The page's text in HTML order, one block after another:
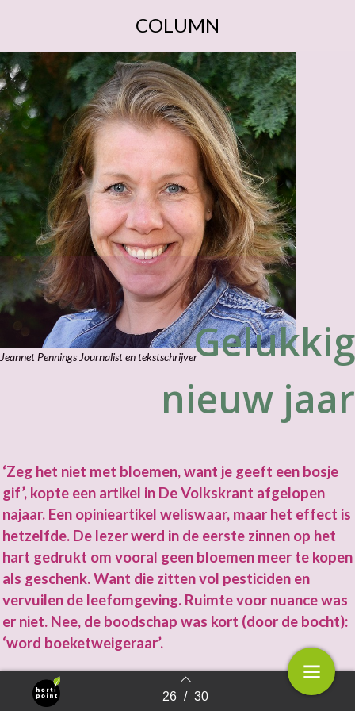
Terug naar overzicht 26 / 30
COLUMN
Jeannet Pennings Journalist en tekstschrijverGelukkig
nieuw jaar
‘Zeg het niet met bloemen, want je geeft een bosje
gif’, kopte een artikel in De Volkskrant afgelopen
najaar. Een opinieartikel weliswaar, maar het effect is
hetzelfde. De lezer werd in de eerste zinnen op het
hart gedrukt om vooral geen bloemen meer te kopen
als geschenk. Want die zitten vol pesticiden en
vervuilen de leefomgeving. Ruimte voor nuance was
er niet. Nee, de boodschap was kort (door de bocht):
‘word boeketweigeraar’.
De schrijfster van het stuk had de kop boven het artikel niet
zelf gekozen, liet zij achteraf weten. Dat was de keuze van